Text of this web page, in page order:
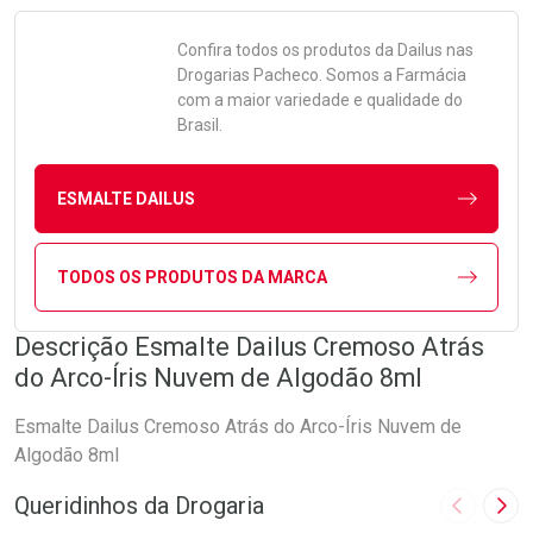
Confira todos os produtos da Dailus nas
Drogarias Pacheco. Somos a Farmácia
com a maior variedade e qualidade do
Brasil.
ESMALTE DAILUS
TODOS OS PRODUTOS DA MARCA
Descrição Esmalte Dailus Cremoso Atrás
do Arco-Íris Nuvem de Algodão 8ml
Esmalte Dailus Cremoso Atrás do Arco-Íris Nuvem de
Algodão 8ml
Queridinhos da Drogaria Imagem